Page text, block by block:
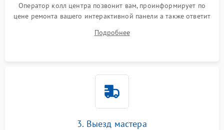
Оператор колл центра позвонит вам, проинформирует по
цене ремонта вашего интерактивной панели а также ответит
Подробнее
3. Выезд мастера